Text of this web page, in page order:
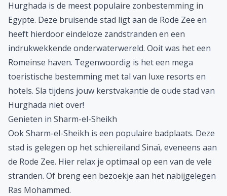
Hurghada is de meest populaire zonbestemming in
Egypte. Deze bruisende stad ligt aan de Rode Zee en
heeft hierdoor eindeloze zandstranden en een
indrukwekkende onderwaterwereld. Ooit was het een
Romeinse haven. Tegenwoordig is het een mega
toeristische bestemming met tal van luxe resorts en
hotels. Sla tijdens jouw kerstvakantie de oude stad van
Hurghada niet over!
Genieten in Sharm-el-Sheikh
OokSharm-el-Sheikh is een populaire badplaats. Deze
stad is gelegen op het schiereiland Sinaï, eveneens aan
de Rode Zee. Hier relax je optimaal op een van de vele
stranden. Of breng een bezoekje aan het nabijgelegen
Ras Mohammed.